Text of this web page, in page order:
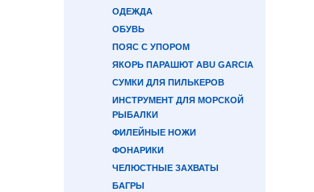
ОДЕЖДА
ОБУВЬ
ПОЯС С УПОРОМ
ЯКОРЬ ПАРАШЮТ ABU GARCIA
СУМКИ ДЛЯ ПИЛЬКЕРОВ
ИНСТРУМЕНТ ДЛЯ МОРСКОЙ
РЫБАЛКИ
ФИЛЕЙНЫЕ НОЖИ
ФОНАРИКИ
ЧЕЛЮСТНЫЕ ЗАХВАТЫ
БАГРЫ